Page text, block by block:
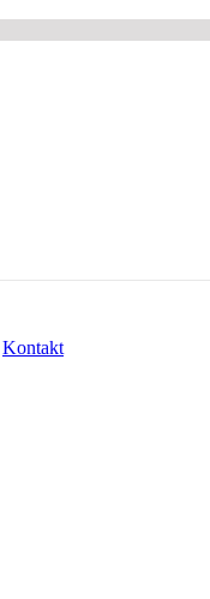
Kontakt